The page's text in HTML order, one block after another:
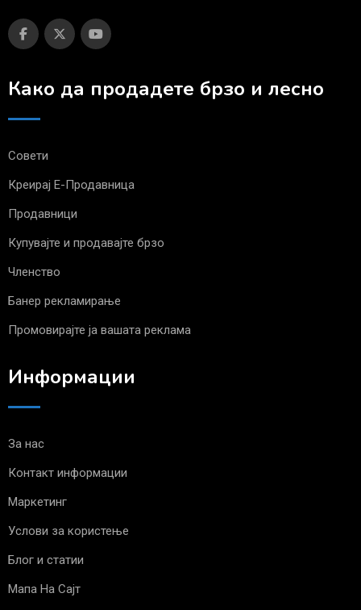
Како да продадете брзо и лесно
Совети
Креирај Е-Продавница
Продавници
Купувајте и продавајте брзо
Членство
Банер рекламирање
Промовирајте ја вашата реклама
Информации
За нас
Контакт информации
Маркетинг
Услови за користење
Блог и статии
Мапа На Сајт